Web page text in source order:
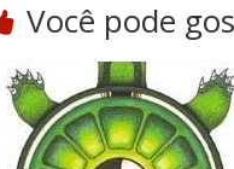
Você pode